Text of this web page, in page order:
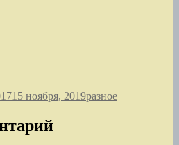
15 ноября, 2019разное